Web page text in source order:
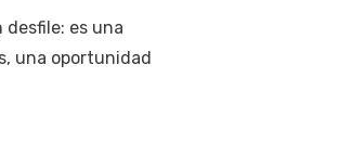
desfile: es una
una oportunidad